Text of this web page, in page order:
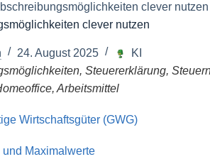
clever nutzen
clever nutzen
24. August 2025
KI
Steuererklärung,
Arbeitsmittel
Wirtschaftsgüter (GWG)
Maximalwerte